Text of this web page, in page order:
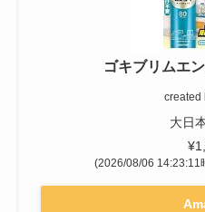
ゴキブリムエ
created
大日
(2026/08/06 14:23:11